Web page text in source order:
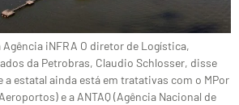
Agência iNFRA O diretor de Logística,
da Petrobras, Claudio Schlosser, disse
a estatal ainda está em tratativas com o MPor
e a ANTAQ (Agência Nacional de